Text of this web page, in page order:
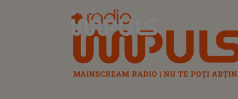
Radio Impuls